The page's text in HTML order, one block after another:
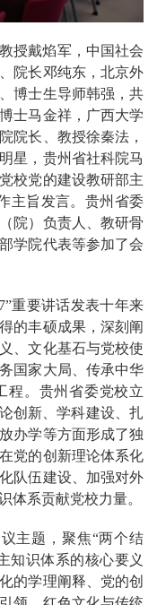
授戴焰军，中国社会
院长邓纯东，北京外
博士生导师韩强，共
士马金祥，广西大学
院长、教授徐秦法，
星，贵州省社科院马
校党的建设教研部主
主旨发言。贵州省委
院）负责人、教研骨
学院代表等参加了会
重要讲话发表十年来
的丰硕成果，深刻阐
、文化基石与党校使
国家大局、传承中华
程。贵州省委党校立
创新、学科建设、扎
办学等方面形成了独
党的创新理论体系化
队伍建设、加强对外
体系贡献党校力量。
主题，聚焦“两个结
知识体系的核心要义
的学理阐释、党的创